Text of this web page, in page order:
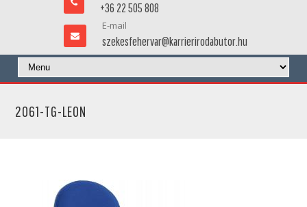
+36 22 505 808
E-mail
szekesfehervar@karrierirodabutor.hu
2061-TG-LEON